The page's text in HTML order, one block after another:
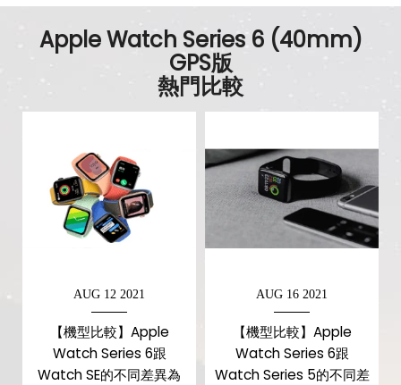
我們力求進步，助你更進步
保持健康體態，掌握自身訓練資訊是關鍵
無論你是在水中游泳、健身房訓練或戶外跑步，它都能更
Watch Series 6，這款最強代表作，助你成就最
強的自己
隨顯，更顯眼
你無須抬起手腕喚醒手錶，就能更輕鬆地一覽錶面上的所
有資訊
手勢操作
有
手錶－感應器
加速度感應器
有
心跳感測器
有
有
高度氣壓感測器
有
手錶－機身設計
尺寸
40 x 34 x 10.7 mm
Apple Watch Series 6 (40mm)
GPS版
熱門比較
AUG 12 2021
【機型比較】Apple
Watch Series 6跟
Watch SE的不同差異為
AUG 16 2021
【機型比較】Apple
Watch Series 6跟
Watch Series 5的不同差